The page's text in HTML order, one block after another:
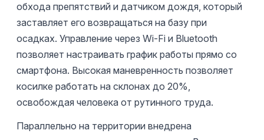
обхода препятствий и датчиком дождя, который
заставляет его возвращаться на базу при
осадках. Управление через Wi-Fi и Bluetooth
позволяет настраивать график работы прямо со
смартфона. Высокая маневренность позволяет
косилке работать на склонах до 20%,
освобождая человека от рутинного труда.
Параллельно на территории внедрена